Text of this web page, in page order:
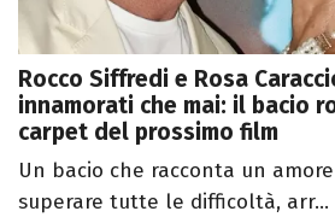
Rocco Siffredi e Rosa
innamorati che mai: il bacio
carpet del prossimo film
Un bacio che racconta un
superare tutte le difficoltà, arr...